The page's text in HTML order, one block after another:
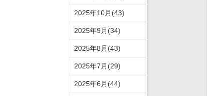
2025年10月(43)
2025年9月(34)
2025年8月(43)
2025年7月(29)
2025年6月(44)